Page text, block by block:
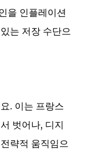
을 인플레이션
는 저장 수단으
. 이는 프랑스
벗어나, 디지
략적 움직임으